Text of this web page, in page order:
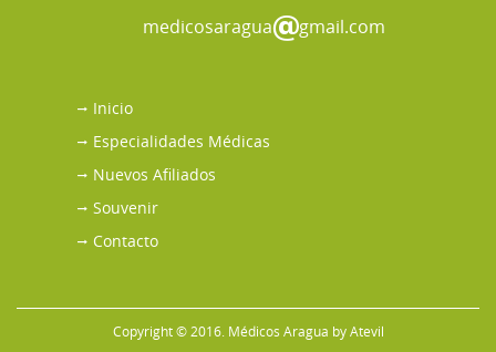
medicosaraguagmail.com
Inicio
Especialidades Médicas
Nuevos Afiliados
Souvenir
Contacto
Copyright © 2016. Médicos Aragua byAtevil